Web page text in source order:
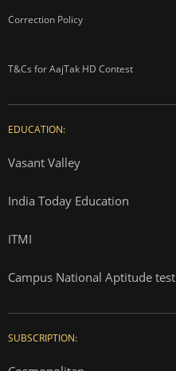
Correction Policy
T&Cs for AajTak HD Contest
EDUCATION:
Vasant Valley
India Today Education
ITMI
Campus National Aptitude test
SUBSCRIPTION: